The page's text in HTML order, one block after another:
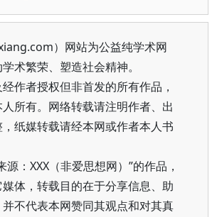
）网站为公益纯学术网
术繁荣、塑造社会精神。
作者授权但非首发的所有作品，
所有。网络转载请注明作者、出
纸媒转载请经本网或作者本人书
源：XXX（非爱思想网）”的作品，
体，转载目的在于分享信息、助
不代表本网赞同其观点和对其真